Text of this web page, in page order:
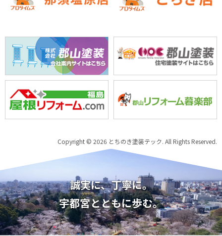
Copyright © 2026 とちのき塗装テック. All Rights Reserved.
誠実に、丁寧に。
宇都宮とともに歩む。